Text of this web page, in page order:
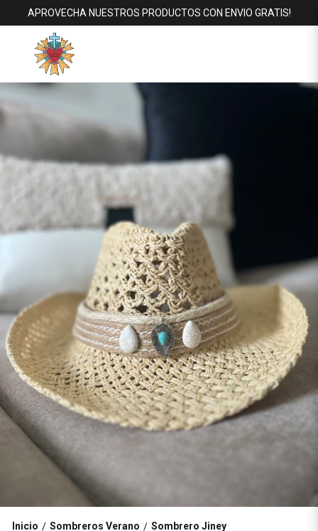
APROVECHA NUESTROS PRODUCTOS CON ENVIO GRATIS!
Inicio / Sombreros Verano / Sombrero Jiney